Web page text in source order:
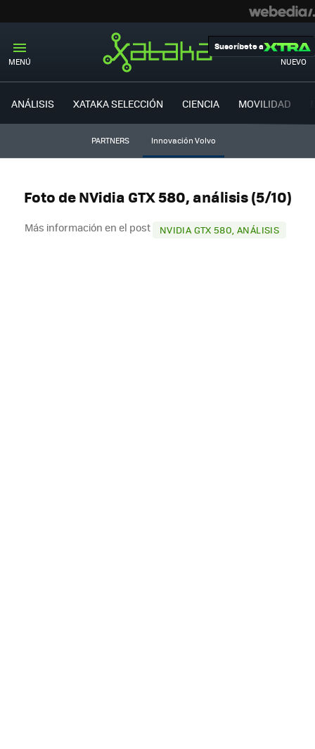
MENÚ NUEVO
Suscríbete a
ANÁLISIS XATAKA SELECCIÓN CIENCIA MOVILIDAD
PARTNERS Innovación Volvo
Foto de NVidia GTX 580, análisis (5/10)
Más información en el post NVIDIA GTX 580, ANÁLISIS